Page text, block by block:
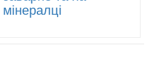
мінералці